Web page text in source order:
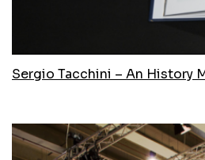
Sergio Tacchini – An History